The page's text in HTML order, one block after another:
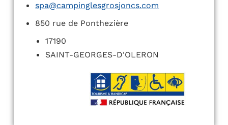
spa@campinglesgrosjoncs.com
850 rue de Ponthezière
17190
SAINT-GEORGES-D'OLERON